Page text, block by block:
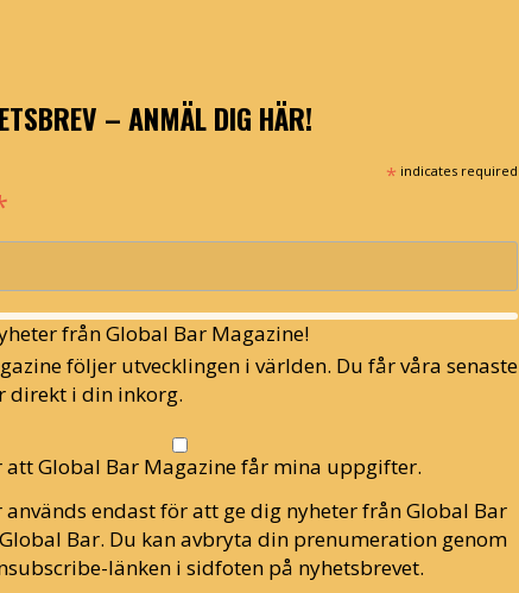
– ANMÄL DIG HÄR!
* indicates required
från Global Bar Magazine!
följer utvecklingen i världen. Du får våra senaste
direkt i din inkorg.
att Global Bar Magazine får mina uppgifter.
endast för att ge dig nyheter från Global Bar
Bar. Du kan avbryta din prenumeration genom
länken i sidfoten på nyhetsbrevet.